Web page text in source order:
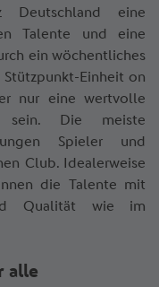
Deutschland eine
Talente und eine
ein wöchentliches
Einheit on
nur eine wertvolle
sein. Die meiste
Spieler und
Club. Idealerweise
die Talente mit
Qualität wie im
alle